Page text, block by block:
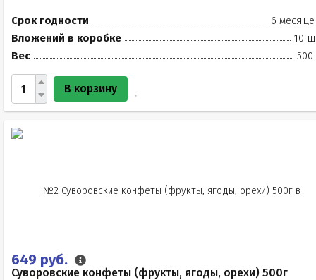
Срок годности
6
Вложений в коробке
10
Вес
500
В корзину
649 руб.
Суворовские конфеты (фрукты, ягоды, орехи) 500г